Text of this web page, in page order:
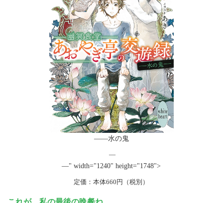
――水の鬼
―
―" width="1240" height="1748">
定価：本体660円（税別）